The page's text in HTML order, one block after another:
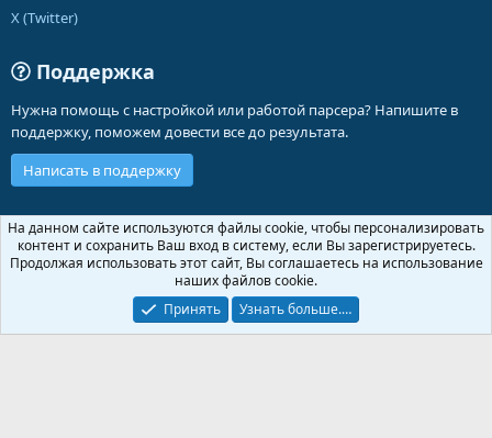
X (Twitter)
Поддержка
Нужна помощь с настройкой или работой парсера? Напишите в
поддержку, поможем довести все до результата.
Написать в поддержку
Russian (RU)
Обратная связь
Условия и правила
Политика конфиденциальности
Помощь
Community platform by XenForo ® © 2010-2026 XenForo Ltd.
На данном сайте используются файлы cookie, чтобы персонализировать
контент и сохранить Ваш вход в систему, если Вы зарегистрируетесь.
Продолжая использовать этот сайт, Вы соглашаетесь на использование
наших файлов cookie.
Принять
Узнать больше.…